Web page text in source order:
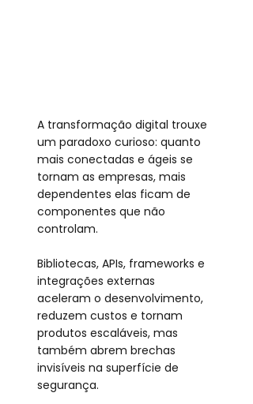
A transformação digital trouxe
um paradoxo curioso: quanto
mais conectadas e ágeis se
tornam as empresas, mais
dependentes elas ficam de
componentes que não
controlam.
Bibliotecas, APIs, frameworks e
integrações externas
aceleram o desenvolvimento,
reduzem custos e tornam
produtos escaláveis, mas
também abrem brechas
invisíveis na superfície de
segurança.